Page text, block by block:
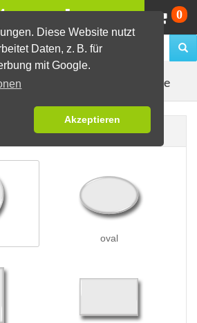
Diese Website nutzt
Daten, z. B. für
mit Google.
Akzeptieren
0
Kleidungsmagnete
oval